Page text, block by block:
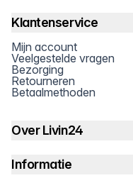
Klantenservice
Mijn account
Veelgestelde vragen
Bezorging
Retourneren
Betaalmethoden
Over Livin24
Informatie